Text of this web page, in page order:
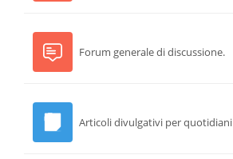
Italiano ‎(it)‎
Cerca
Forum generale di discussione.
Articoli divulgativi per quotidiani